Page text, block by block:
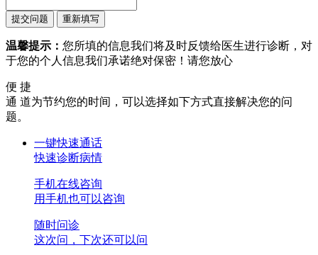
温馨提示： 您所填的信息我们将及时反馈给医生进行诊断，对
于您的个人信息我们承诺绝对保密！请您放心
便 捷
通 道为节约您的时间，可以选择如下方式直接解决您的问
题。
一键快速通话
快速诊断病情
手机在线咨询
用手机也可以咨询
随时问诊
这次问，下次还可以问